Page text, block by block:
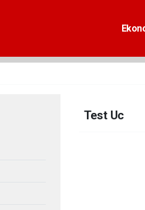
Test Uc